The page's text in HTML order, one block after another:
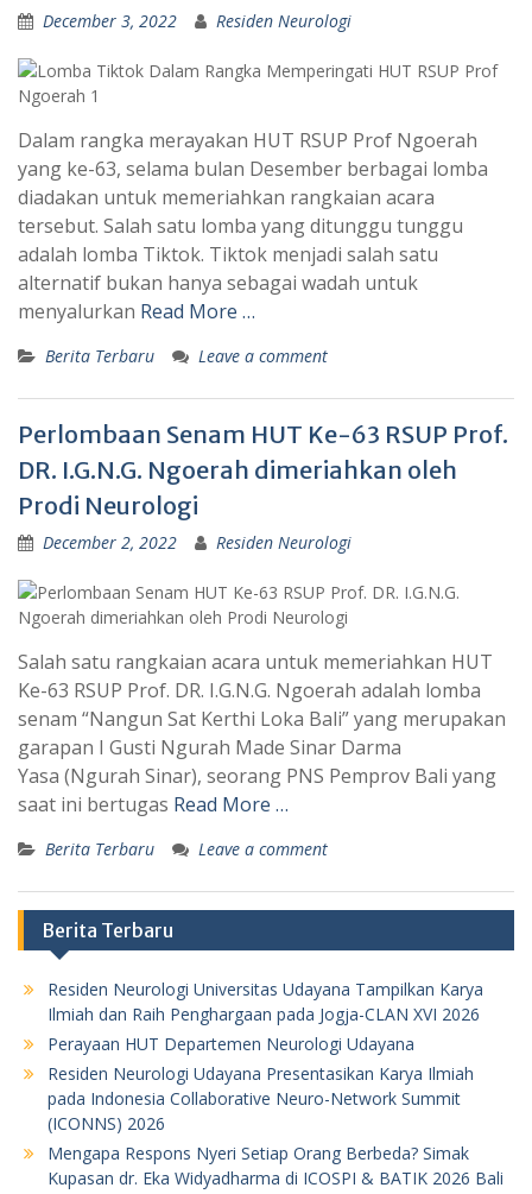
December 3, 2022 Residen Neurologi
Dalam rangka merayakan HUT RSUP Prof Ngoerah
yang ke-63, selama bulan Desember berbagai lomba
diadakan untuk memeriahkan rangkaian acara
tersebut. Salah satu lomba yang ditunggu tunggu
adalah lomba Tiktok. Tiktok menjadi salah satu
alternatif bukan hanya sebagai wadah untuk
menyalurkan Read More …
Berita Terbaru Leave a comment
Perlombaan Senam HUT Ke-63 RSUP Prof.
DR. I.G.N.G. Ngoerah dimeriahkan oleh
Prodi Neurologi
December 2, 2022 Residen Neurologi
Salah satu rangkaian acara untuk memeriahkan HUT
Ke-63 RSUP Prof. DR. I.G.N.G. Ngoerah adalah lomba
senam “Nangun Sat Kerthi Loka Bali” yang merupakan
garapan I Gusti Ngurah Made Sinar Darma
Yasa (Ngurah Sinar), seorang PNS Pemprov Bali yang
saat ini bertugas Read More …
Berita Terbaru Leave a comment
Berita Terbaru
Residen Neurologi Universitas Udayana Tampilkan Karya
Ilmiah dan Raih Penghargaan pada Jogja-CLAN XVI 2026
Perayaan HUT Departemen Neurologi Udayana
Residen Neurologi Udayana Presentasikan Karya Ilmiah
pada Indonesia Collaborative Neuro-Network Summit
(ICONNS) 2026
Mengapa Respons Nyeri Setiap Orang Berbeda? Simak
Kupasan dr. Eka Widyadharma di ICOSPI & BATIK 2026 Bali